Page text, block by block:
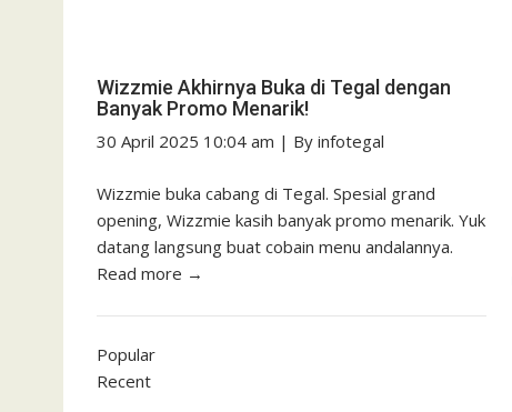
Wizzmie Akhirnya Buka di Tegal dengan
Banyak Promo Menarik!
30 April 2025 10:04 am | By infotegal
Wizzmie buka cabang di Tegal. Spesial grand
opening, Wizzmie kasih banyak promo menarik. Yuk
datang langsung buat cobain menu andalannya.
Read more →
Popular
Recent